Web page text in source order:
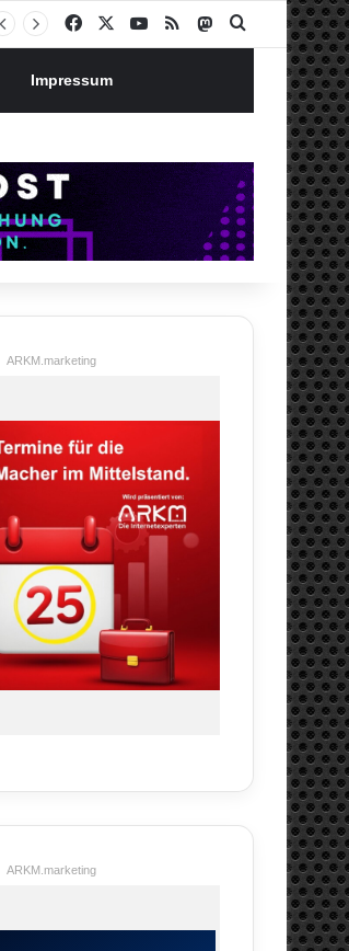
Facebook YouTube
RSS MastodonSuchen nach
Impressum
ARKM.marketing
ARKM.marketing